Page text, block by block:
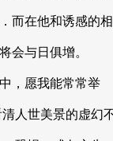
而在他和诱感的
会与日俱增。
，愿我能常常举
人世美景的虚幻